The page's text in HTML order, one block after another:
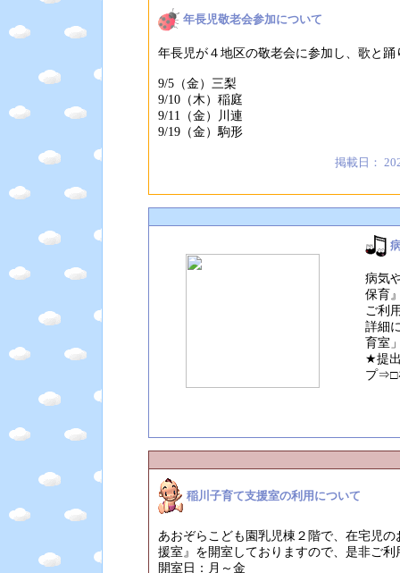
年長児敬老会参加について
年長児が４地区の敬老会に参加し、歌と踊
9/5（金）三梨
9/10（木）稲庭
9/11（金）川連
9/19（金）駒形
掲載日：
病気
保育
ご利
詳細
育室
★提
プ⇒□
稲川子育て支援室の利用について
あおぞらこども園乳児棟２階で、在宅児
援室』を開室しておりますので、是非ご利
開室日：月～金